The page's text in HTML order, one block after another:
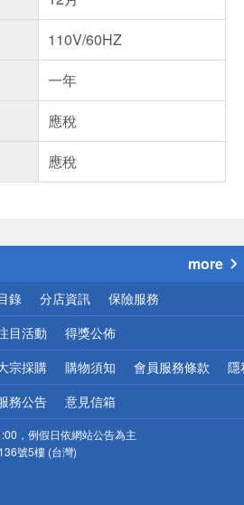
110V/60HZ
一年
應稅
應稅
送
請小心！
more
錄 分店資訊 保險服務
目活動 得獎公佈
宗採購 購物須知 會員服務條款 隱
務公告 意見信箱
，例假日依網站公告為主
號5樓 (台灣)